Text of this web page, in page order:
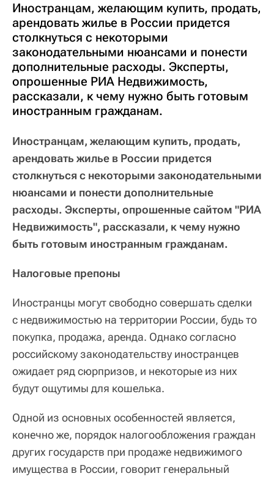
Иностранцам, желающим купить, продать,
арендовать жилье в России придется
столкнуться с некоторыми
законодательными нюансами и понести
дополнительные расходы. Эксперты,
опрошенные РИА Недвижимость,
рассказали, к чему нужно быть готовым
иностранным гражданам.
Иностранцам, желающим купить, продать,
арендовать жилье в России придется
столкнуться с некоторыми законодательными
нюансами и понести дополнительные
расходы. Эксперты, опрошенные сайтом "РИА
Недвижимость", рассказали, к чему нужно
быть готовым иностранным гражданам.
Налоговые препоны
Иностранцы могут свободно совершать сделки
с недвижимостью на территории России, будь то
покупка, продажа, аренда. Однако согласно
российскому законодательству иностранцев
ожидает ряд сюрпризов, и некоторые из них
будут ощутимы для кошелька.
Одной из основных особенностей является,
конечно же, порядок налогообложения граждан
других государств при продаже недвижимого
имущества в России, говорит генеральный